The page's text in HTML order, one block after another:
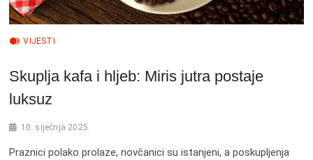
VIJESTI
Skuplja kafa i hljeb: Miris jutra postaje
luksuz
10. siječnja 2025.
Praznici polako prolaze, novčanici su istanjeni, a poskupljenja